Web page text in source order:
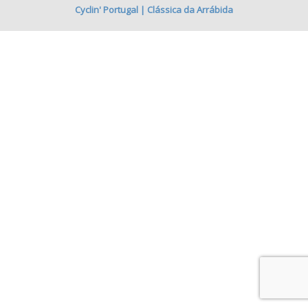
Cyclin' Portugal | Clássica da Arrábida